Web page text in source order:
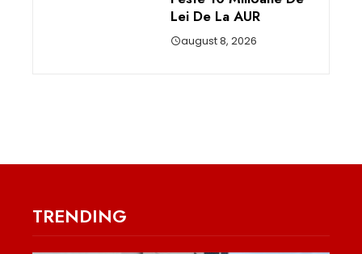
Lei De La AUR
august 8, 2026
TRENDING